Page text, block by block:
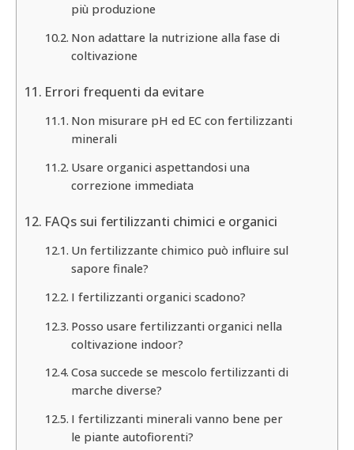
più produzione
Non adattare la nutrizione alla fase di
coltivazione
Errori frequenti da evitare
Non misurare pH ed EC con fertilizzanti
minerali
Usare organici aspettandosi una
correzione immediata
FAQs sui fertilizzanti chimici e organici
Un fertilizzante chimico può influire sul
sapore finale?
I fertilizzanti organici scadono?
Posso usare fertilizzanti organici nella
coltivazione indoor?
Cosa succede se mescolo fertilizzanti di
marche diverse?
I fertilizzanti minerali vanno bene per
le piante autofiorenti?